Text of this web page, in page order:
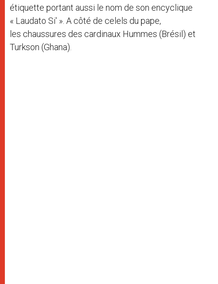
étiquette portant aussi le nom de son encyclique
« Laudato Si' ». A côté de celels du pape,
les chaussures des cardinaux Hummes (Brésil) et
Turkson (Ghana).